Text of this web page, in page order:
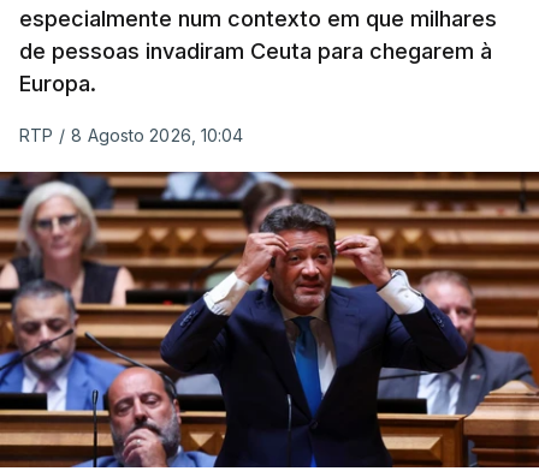
especialmente num contexto em que milhares
de pessoas invadiram Ceuta para chegarem à
Europa.
RTP / 8 Agosto 2026, 10:04